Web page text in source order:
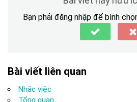
Bạn phải đăng nhập để bình
Bài viết liên quan
Nhắc việc
Tổng quan